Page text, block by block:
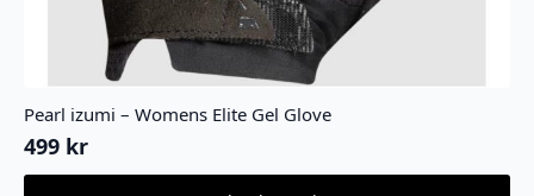
Pearl izumi – Womens Elite Gel Glove
499 kr
Dette